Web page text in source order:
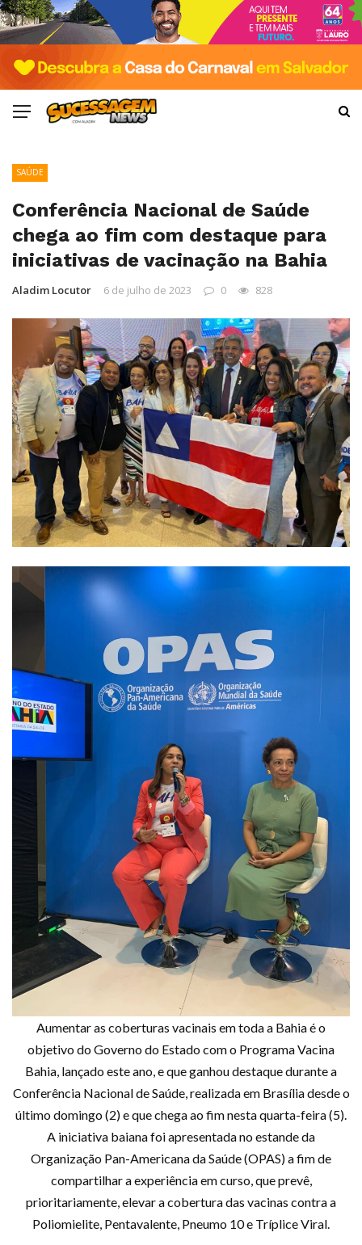
SAÚDE
Conferência Nacional de Saúde
chega ao fim com destaque para
iniciativas de vacinação na Bahia
Aladim Locutor 6 de julho de 2023 0 828
Aumentar as coberturas vacinais em toda a Bahia é o
objetivo do Governo do Estado com o Programa Vacina
Bahia, lançado este ano, e que ganhou destaque durante a
Conferência Nacional de Saúde, realizada em Brasília desde o
último domingo (2) e que chega ao fim nesta quarta-feira (5).
A iniciativa baiana foi apresentada no estande da
Organização Pan-Americana da Saúde (OPAS) a fim de
compartilhar a experiência em curso, que prevê,
prioritariamente, elevar a cobertura das vacinas contra a
Poliomielite, Pentavalente, Pneumo 10 e Tríplice Viral.